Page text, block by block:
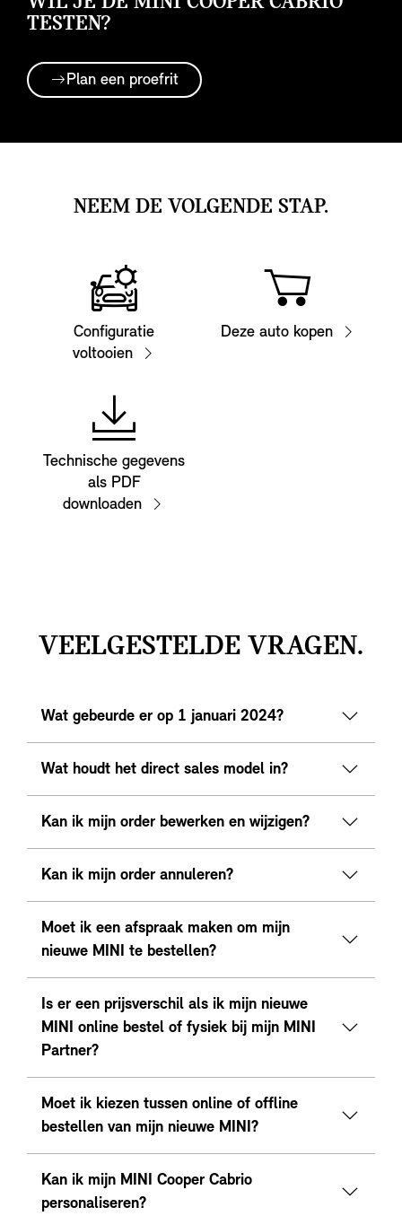
TESTEN?
Plan een proefrit
NEEM DE VOLGENDE STAP.
Configuratie
voltooien
Deze auto kopen
Technische gegevens
als PDF
downloaden
VEELGESTELDE VRAGEN.
Wat gebeurde er op 1 januari 2024?
Wat houdt het direct sales model in?
Kan ik mijn order bewerken en wijzigen?
Kan ik mijn order annuleren?
Moet ik een afspraak maken om mijn
nieuwe MINI te bestellen?
Is er een prijsverschil als ik mijn nieuwe
MINI online bestel of fysiek bij mijn MINI
Partner?
Moet ik kiezen tussen online of offline
bestellen van mijn nieuwe MINI?
Kan ik mijn MINI Cooper Cabrio
personaliseren?